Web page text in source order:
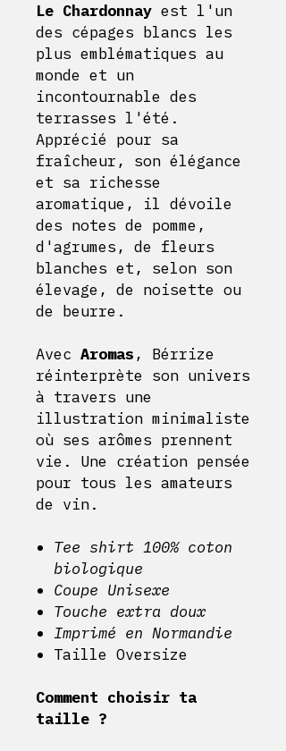
Le Chardonnay est l'un
des cépages blancs les
plus emblématiques au
monde et un
incontournable des
terrasses l'été.
Apprécié pour sa
fraîcheur, son élégance
et sa richesse
aromatique, il dévoile
des notes de pomme,
d'agrumes, de fleurs
blanches et, selon son
élevage, de noisette ou
de beurre.
Avec Aromas, Bérrize
réinterprète son univers
à travers une
illustration minimaliste
où ses arômes prennent
vie. Une création pensée
pour tous les amateurs
de vin.
Tee shirt 100% coton
biologique
Coupe Unisexe
Touche extra doux
Imprimé en Normandie
Taille Oversize
Comment choisir ta
taille ?